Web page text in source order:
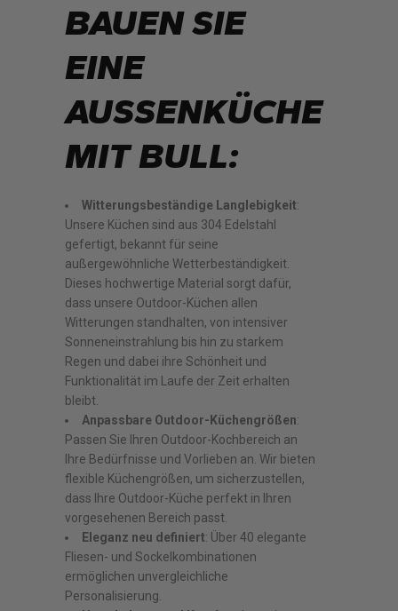
BAUEN SIE
EINE
AUSSENKÜCHE M
IT BULL:
Witterungsbeständige Langlebigkeit:
Unsere Küchen sind aus 304 Edelstahl
gefertigt, bekannt für seine
außergewöhnliche Wetterbeständigkeit.
Dieses hochwertige Material sorgt dafür,
dass unsere Outdoor-Küchen allen
Witterungen standhalten, von intensiver
Sonneneinstrahlung bis hin zu starkem
Regen und dabei ihre Schönheit und
Funktionalität im Laufe der Zeit erhalten
bleibt.
Anpassbare Outdoor-Küchengrößen:
Passen Sie Ihren Outdoor-Kochbereich an
Ihre Bedürfnisse und Vorlieben an. Wir bieten
flexible Küchengrößen, um sicherzustellen,
dass Ihre Outdoor-Küche perfekt in Ihren
vorgesehenen Bereich passt.
Eleganz neu definiert: Über 40 elegante
Fliesen- und Sockelkombinationen
ermöglichen unvergleichliche
Personalisierung.